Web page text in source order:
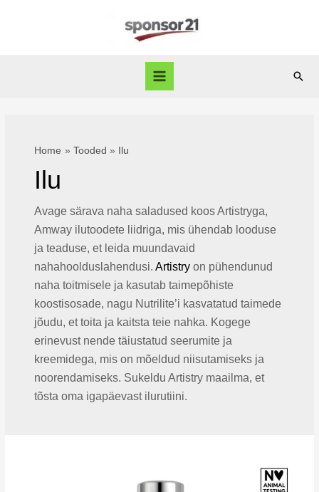
Main
Home Tooded Ilu
Ilu
Avage särava naha saladused koos Artistryga,
Amway ilutoodete liidriga, mis ühendab looduse
ja teaduse, et leida muundavaid
nahahoolduslahendusi.Artistry on pühendunud
naha toitmisele ja kasutab taimepõhiste
koostisosade, nagu Nutrilite’i kasvatatud taimede
jõudu, et toita ja kaitsta teie nahka. Kogege
erinevust nende täiustatud seerumite ja
kreemidega, mis on mõeldud niisutamiseks ja
noorendamiseks. Sukeldu Artistry maailma, et
tõsta oma igapäevast ilurutiini.